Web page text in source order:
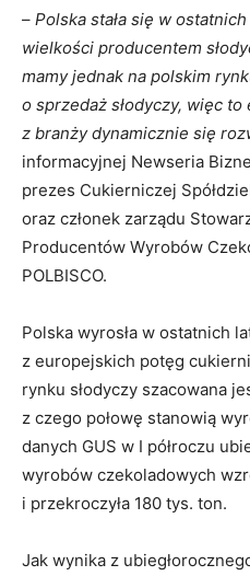
– Polska stała się w
wielkości producentem
mamy jednak na polskim
o sprzedaż słodyczy, więc
z branży dynamicznie się
informacyjnej Newseria
prezes Cukierniczej
oraz członek zarządu
Producentów Wyrobów
POLBISCO.
Polska wyrosła w ostatnich
z europejskich potęg
rynku słodyczy szacowana
z czego połowę stanowią
danych GUS w I półroczu
wyrobów czekoladowych
i przekroczyła 180 tys. ton.
Jak wynika z